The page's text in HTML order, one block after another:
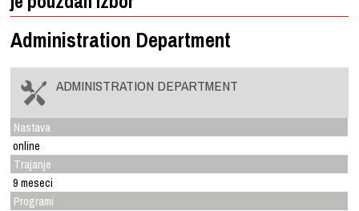
Administration Department
ADMINISTRATION DEPARTMENT
Nastava
online
Trajanje
9 meseci
Programi